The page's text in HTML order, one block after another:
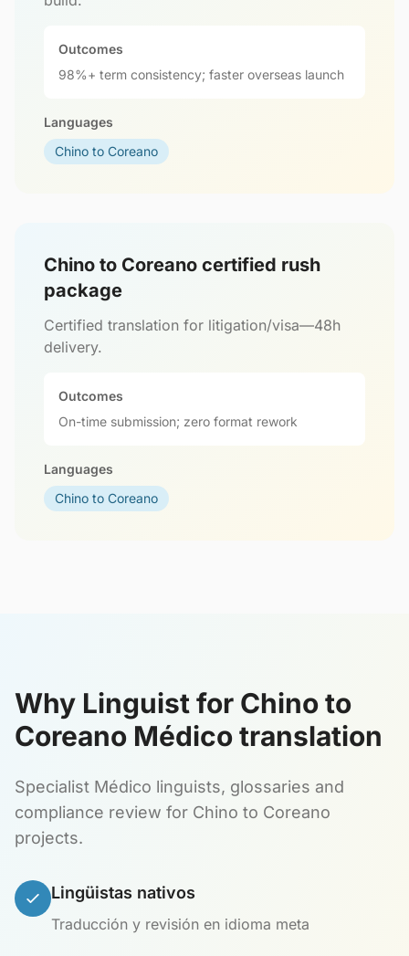
Outcomes
98%+ term consistency; faster overseas launch
Languages
Chino to Coreano
Chino to Coreano certified rush
package
Certified translation for litigation/visa—48h
delivery.
Outcomes
On-time submission; zero format rework
Languages
Chino to Coreano
Why Linguist for Chino to
Coreano Médico translation
Specialist Médico linguists, glossaries and
compliance review for Chino to Coreano
projects.
Lingüistas nativos
Traducción y revisión en idioma meta